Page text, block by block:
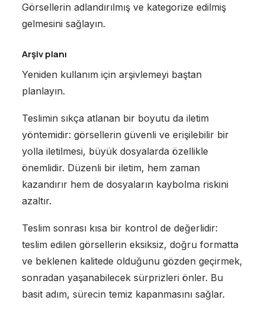
Görsellerin adlandırılmış ve kategorize edilmiş
gelmesini sağlayın.
Arşiv planı
Yeniden kullanım için arşivlemeyi baştan
planlayın.
Teslimin sıkça atlanan bir boyutu da iletim
yöntemidir: görsellerin güvenli ve erişilebilir bir
yolla iletilmesi, büyük dosyalarda özellikle
önemlidir. Düzenli bir iletim, hem zaman
kazandırır hem de dosyaların kaybolma riskini
azaltır.
Teslim sonrası kısa bir kontrol de değerlidir:
teslim edilen görsellerin eksiksiz, doğru formatta
ve beklenen kalitede olduğunu gözden geçirmek,
sonradan yaşanabilecek sürprizleri önler. Bu
basit adım, sürecin temiz kapanmasını sağlar.